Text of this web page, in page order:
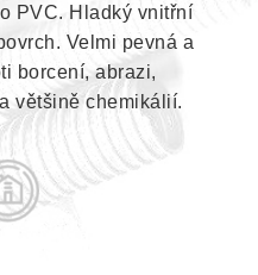
PVC. Hladký vnitřní
Velmi pevná a
borcení, abrazi,
většině chemikálií.